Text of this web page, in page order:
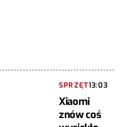
SPRZĘT13:03
Xiaomi
znów coś